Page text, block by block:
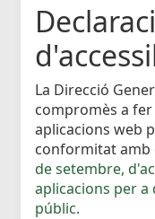
La Direcció
compromès a fer
aplicacions web
conformitat amb
de setembre,
aplicacions per
públic.